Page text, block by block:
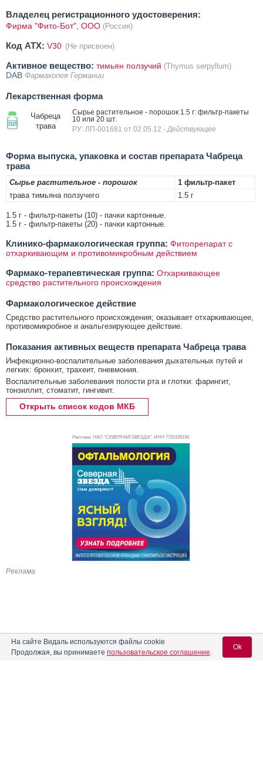
Владелец регистрационного удостоверения:
Фирма "Фито-Бот", ООО (Россия)
Код ATX: V30 (Не присвоен)
Активное вещество: тимьян ползучий (Thymus serpyllum)
DAB Фармакопея Германии
Лекарственная форма
Чабреца
трава
Сырье растительное - порошок 1.5 г: фильтр-пакеты
10 или 20 шт.
РУ: ЛП-001681 от 02.05.12 - Действующее
Форма выпуска, упаковка и состав препарата Чабреца
трава
Сырье растительное - порошок
1 фильтр-пакет
трава тимьяна ползучего
1.5 г
1.5 г - фильтр-пакеты (10) - пачки картонные.
1.5 г - фильтр-пакеты (20) - пачки картонные.
Клинико-фармакологическая группа: Фитопрепарат с
отхаркивающим и противомикробным действием
Фармако-терапевтическая группа: Отхаркивающее
средство растительного происхождения
Фармакологическое действие
Средство растительного происхождения; оказывает отхаркивающее,
противомикробное и анальгезирующее действие.
Показания активных веществ препарата Чабреца трава
Инфекционно-воспалительные заболевания дыхательных путей и
легких: бронхит, трахеит, пневмония.
Воспалительные заболевания полости рта и глотки: фарингит,
тонзиллит, стоматит, гингивит.
Открыть список кодов МКБ
Реклама. НАО "СЕВЕРНАЯ ЗВЕЗДА", ИНН 7720185196
Реклама
На сайте Видаль используются файлы cookie
Продолжая, вы принимаете пользовательское соглашение.
Ok